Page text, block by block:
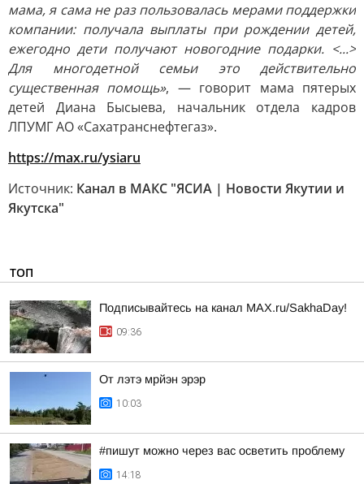
мама, я сама не раз пользовалась мерами поддержки
компании: получала выплаты при рождении детей,
ежегодно дети получают новогодние подарки. <...>
Для многодетной семьи это действительно
существенная помощь», — говорит мама пятерых
детей Диана Бысыева, начальник отдела кадров
ЛПУМГ АО «Сахатранснефтегаз».
https://max.ru/ysiaru
Источник: Канал в МАКС "ЯСИА | Новости Якутии и
Якутска"
ТОП
Подписывайтесь на канал MAX.ru/SakhaDay!
09:36
От лэтэ мрйэн эрэр
10:03
#пишут можно через вас осветить проблему
14:18